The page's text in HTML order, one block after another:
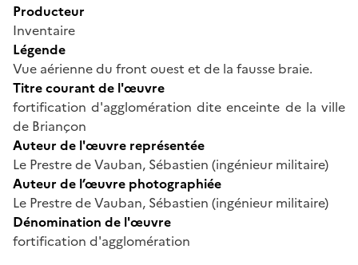
Producteur
Inventaire
Légende
Vue aérienne du front ouest et de la fausse braie.
Titre courant de l'œuvre
fortification d'agglomération dite enceinte de la ville
de Briançon
Auteur de l'œuvre représentée
Le Prestre de Vauban, Sébastien (ingénieur militaire)
Auteur de l’œuvre photographiée
Le Prestre de Vauban, Sébastien (ingénieur militaire)
Dénomination de l'œuvre
fortification d'agglomération